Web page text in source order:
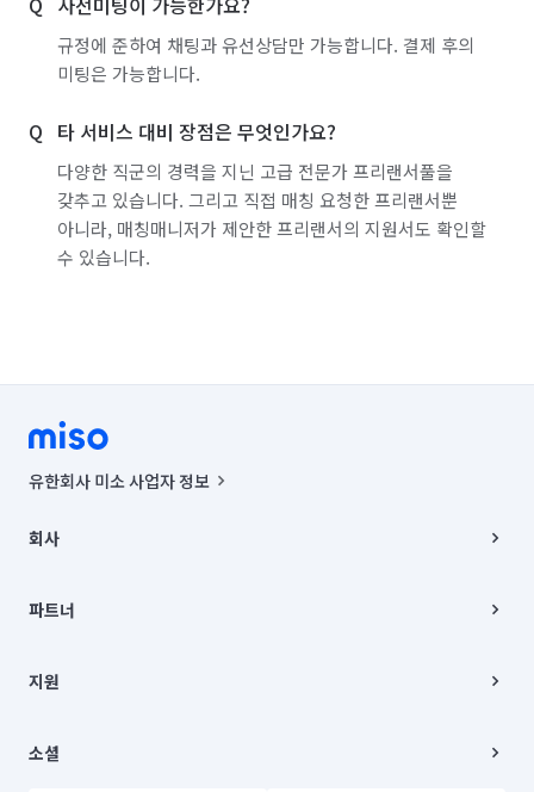
규정에 준하여 채팅과 유선상담만 가능합니다. 결제 후의
미팅은 가능합니다.
타 서비스 대비 장점은 무엇인가요?
다양한 직군의 경력을 지닌 고급 전문가 프리랜서풀을
갖추고 있습니다. 그리고 직접 매칭 요청한 프리랜서뿐
아니라, 매칭매니저가 제안한 프리랜서의 지원서도 확인할
수 있습니다.
유한회사 미소 사업자 정보
00019 |
주소 | 본사: 서울특별시 종로구 율곡로 6(중학동, 트윈트리빌딩) B동 5층
컨택센터 : 서울특별시 종로구 수송동 율곡로 24, 7층, 8층 미소
상품, 상품정보, 거래에 관한 의무와 책임은 거래당사자에게 있습니다.
언론 보도 관련 문의:
© 유한회사 미소. Miso, Inc. All Rights Reserved.
회사
채용
파트너
이사
지원
이용약관
소셜